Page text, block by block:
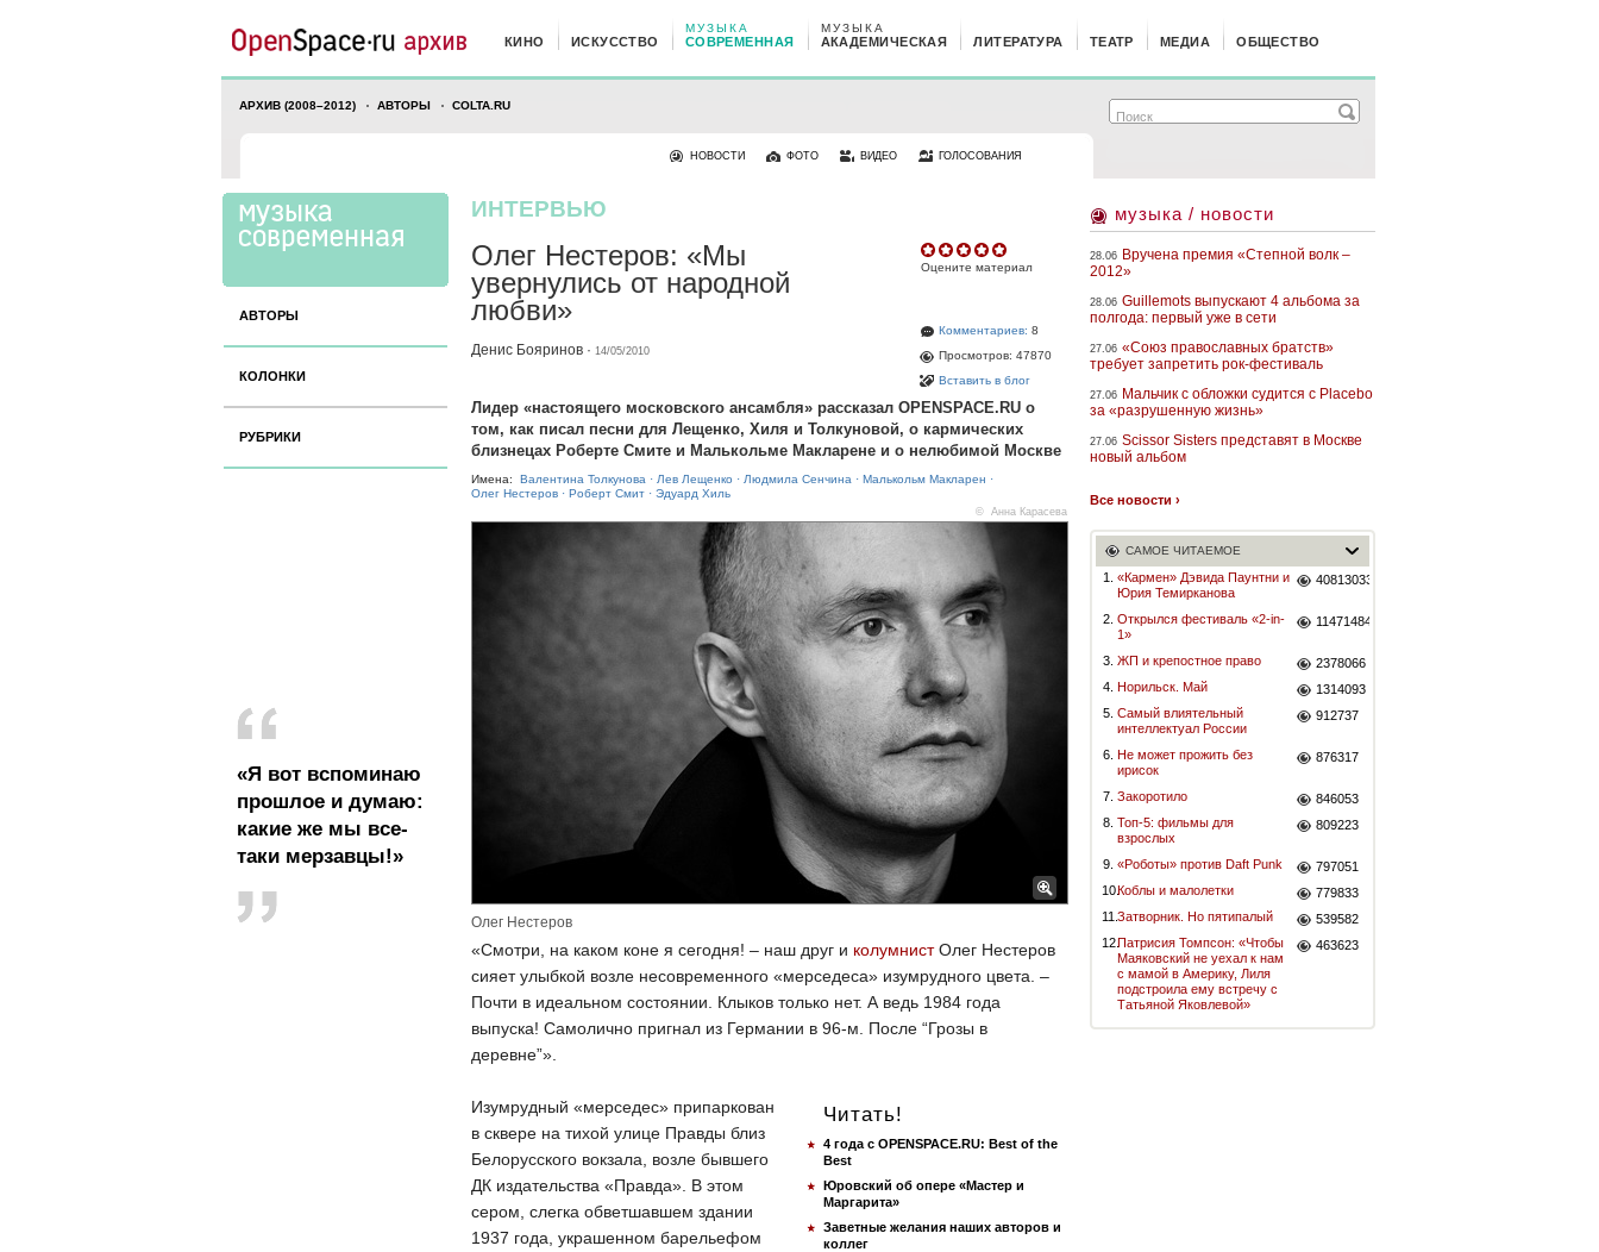
КИНО ИСКУССТВО СОВРЕМЕННАЯ
МУЗЫКА
АКАДЕМИЧЕСКАЯ
МУЗЫКА
ЛИТЕРАТУРА ТЕАТР МЕДИА ОБЩЕСТВО
АРХИВ (2008–2012) АВТОРЫ COLTA.RU
НОВОСТИ ФОТО ВИДЕО ГОЛОСОВАНИЯ
АВТОРЫ
КОЛОНКИ
РУБРИКИ
«Я вот вспоминаю
прошлое и думаю:
какие же мы все-
таки мерзавцы!»
ИНТЕРВЬЮ
Оцените материал
Комментариев: 8
Просмотров: 47870
Вставить в блог
Олег Нестеров: «Мы
увернулись от народной
любви»
Денис Бояринов · 14/05/2010
Лидер «настоящего московского ансамбля» рассказал OPENSPACE.RU о
том, как писал песни для Лещенко, Хиля и Толкуновой, о кармических
близнецах Роберте Смите и Малькольме Макларене и о нелюбимой Москве
Имена: Валентина Толкунова · Лев Лещенко · Людмила Сенчина · Малькольм Макларен ·
Олег Нестеров · Роберт Смит · Эдуард Хиль
© Анна Карасева
Олег Нестеров
«Смотри, на каком коне я сегодня! – наш друг и колумнистОлег Нестеров
сияет улыбкой возле несовременного «мерседеса» изумрудного цвета. –
Почти в идеальном состоянии. Клыков только нет. А ведь 1984 года
выпуска! Самолично пригнал из Германии в 96-м. После “Грозы в
деревне”».
Читать!
4 года с OPENSPACE.RU: Best of the
Best
Юровский об опере «Мастер и
Маргарита»
Заветные желания наших авторов и
коллег
Изумрудный «мерседес» припаркован
в сквере на тихой улице Правды близ
Белорусского вокзала, возле бывшего
ДК издательства «Правда». В этом
сером, слегка обветшавшем здании
1937 года, украшенном барельефом
музыка / новости
28.06 Вручена премия «Степной волк –
2012»
28.06 Guillemots выпускают 4 альбома за
полгода: первый уже в сети
27.06 «Союз православных братств»
требует запретить рок-фестиваль
27.06 Мальчик с обложки судится с Placebo
за «разрушенную жизнь»
27.06 Scissor Sisters представят в Москве
новый альбом
Все новости ›
САМОЕ ЧИТАЕМОЕ
1.
«Кармен» Дэвида Паунтни и
Юрия Темирканова
40813033
2. Открылся фестиваль «2-in-
1»
11471484
3. ЖП и крепостное право
2378066
4. Норильск. Май
1314093
5. Самый влиятельный
интеллектуал России
912737
6. Не может прожить без
ирисок
876317
7. Закоротило
846053
8. Топ-5: фильмы для
взрослых
809223
9. «Роботы» против Daft Punk
797051
10.Коблы и малолетки
779833
11.Затворник. Но пятипалый
539582
12.Патрисия Томпсон: «Чтобы
Маяковский не уехал к нам
с мамой в Америку, Лиля
подстроила ему встречу с
Татьяной Яковлевой»
463623